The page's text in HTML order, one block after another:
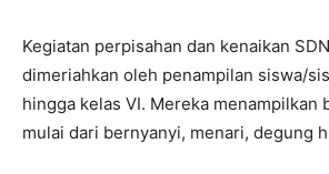
Kegiatan perpisahan dan kenaikan
dimeriahkan oleh penampilan siswa/
hingga kelas VI. Mereka menampilkan
mulai dari bernyanyi, menari, degung